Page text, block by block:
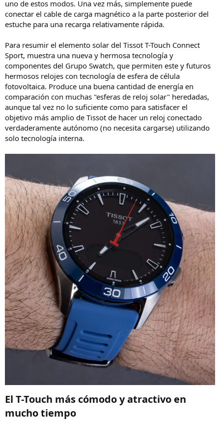
uno de estos modos. Una vez más, simplemente puede
conectar el cable de carga magnético a la parte posterior del
estuche para una recarga relativamente rápida.
Para resumir el elemento solar del Tissot T-Touch Connect
Sport, muestra una nueva y hermosa tecnología y
componentes del Grupo Swatch, que permiten este y futuros
hermosos relojes con tecnología de esfera de célula
fotovoltaica. Produce una buena cantidad de energía en
comparación con muchas "esferas de reloj solar" heredadas,
aunque tal vez no lo suficiente como para satisfacer el
objetivo más amplio de Tissot de hacer un reloj conectado
verdaderamente autónomo (no necesita cargarse) utilizando
solo tecnología interna.
El T-Touch más cómodo y atractivo en
mucho tiempo​